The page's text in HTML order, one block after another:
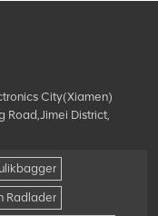
City(Xiamen)
Road,Jimei District,
Radlader